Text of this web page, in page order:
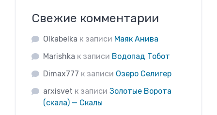
Свежие комментарии
Olkabelka к записи Маяк Анива
Marishka к записи Водопад Тобот
Dimax777 к записи Озеро Селигер
arxisvet к записи Золотые Ворота
(скала) — Скалы